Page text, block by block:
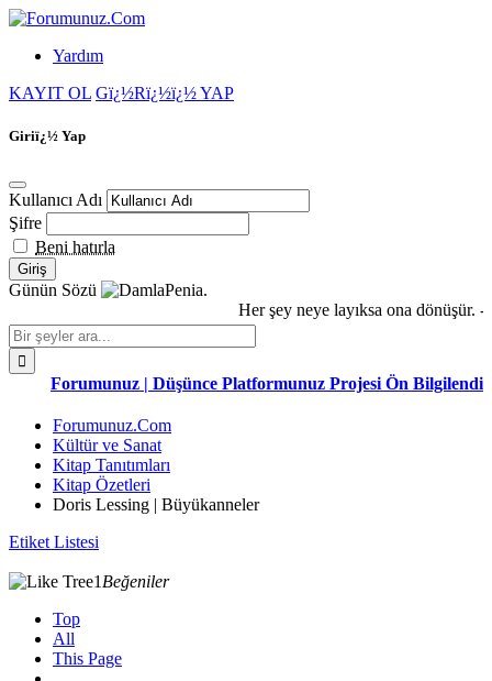
Yardım
KAYIT OL Gï¿½Rï¿½ï¿½ YAP
Giriï¿½ Yap
Kullanıcı Adı
Şifre
Beni hatırla
Günün Sözü
Penia.
Her şey neye layıksa ona dönüşür. -
Forumunuz | Düşünce Platformunuz Projesi Ön Bilgilendirme
Forumunuz.Com
Kültür ve Sanat
Kitap Tanıtımları
Kitap Özetleri
Doris Lessing | Büyükanneler
Etiket Listesi
1 Beğeniler
Top
All
This Page